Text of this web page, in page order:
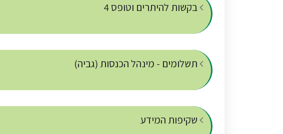
בקשות להיתרים וטופס 4
תשלומים - מינהל הכנסות (גביה)
שקיפות המידע